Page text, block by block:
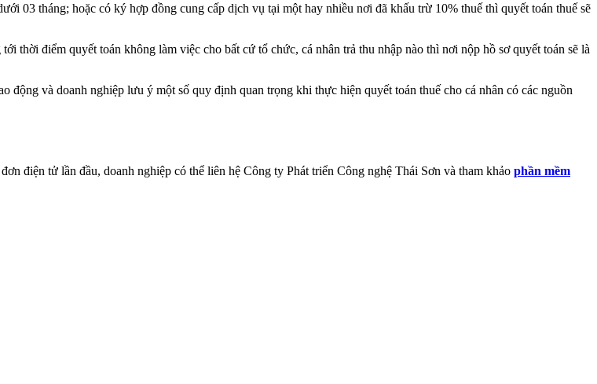
03 tháng; hoặc có ký hợp đồng cung cấp dịch vụ tại một hay nhiều nơi đã khấu trừ 10% thuế thì quyết toán thuế sẽ
thời điểm quyết toán không làm việc cho bất cứ tổ chức, cá nhân trả thu nhập nào thì nơi nộp hồ sơ quyết toán sẽ là
và doanh nghiệp lưu ý một số quy định quan trọng khi thực hiện quyết toán thuế cho cá nhân có các nguồn
điện tử lần đầu, doanh nghiệp có thể liên hệ Công ty Phát triển Công nghệ Thái Sơn và tham khảo phần mềm